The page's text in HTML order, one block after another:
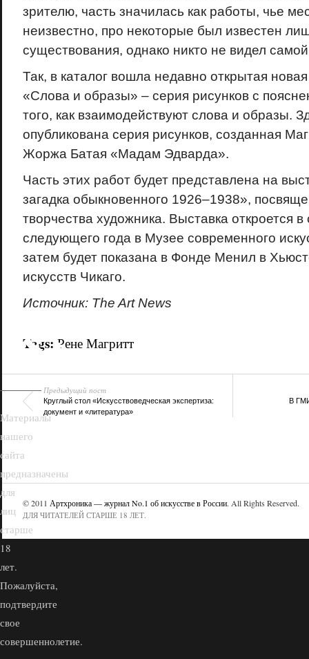
зрителю, часть значилась как работы, чье
неизвестно, про некоторые был известен
существования, однако никто не видел
Так, в каталог вошла недавно открытая
«Слова и образы» – серия рисунков с
того, как взаимодействуют слова и образы.
опубликована серия рисунков, созданная
Жоржа Батая «Мадам Эдварда».
Часть этих работ будет представлена на
загадка обыкновенного 1926–1938»,
творчества художника. Выставка откроется в
следующего года в Музее современного
затем будет показана в Фонде Менил в
искусств Чикаго.
Источник: The Art News
Tags: Рене Магритт
Предыдущий пост
Круглый стол «Искусствоведческая экспертиза:
документ и «литература»
В
© 2011 Артхроника — журнал No.1 об искусстве в России. All Rights Reserved.
ДЛЯ ЧИТАТЕЛЕЙ СТАРШЕ 18 ЛЕТ.
18+
Материалы
нашего
сайта
предназначены
для
лиц
старше
18
лет.
Пожалуйста,
подтвердите
свое
совершеннолетие.